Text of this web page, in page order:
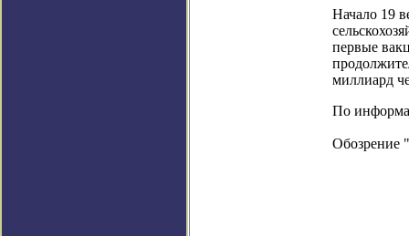
Начало 19
первые
миллиард
По
Обозрение "